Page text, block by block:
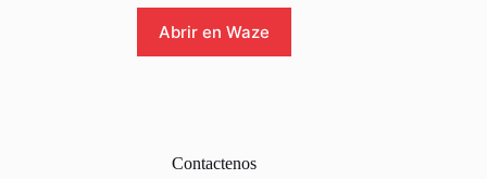
Abrir en Waze
Contactenos